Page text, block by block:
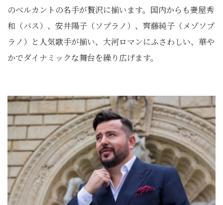
のベルカントの名手が贅沢に揃います。国内からも妻屋秀
和（バス）、安井陽子（ソプラノ）、齊藤純子（メゾソプ
ラノ）と人気歌手が揃い、大河ロマンにふさわしい、華や
かでダイナミックな舞台を繰り広げます。